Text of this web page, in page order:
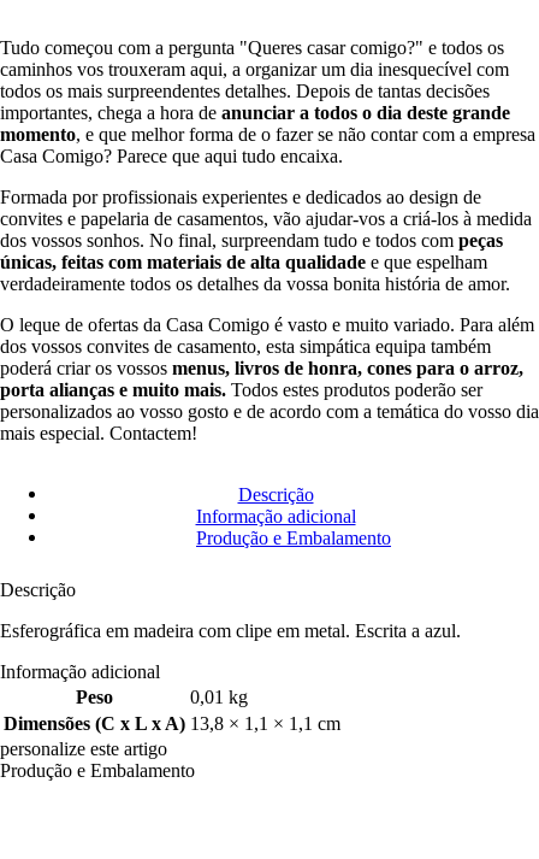
Tudo começou com a pergunta "Queres casar comigo?" e todos os
caminhos vos trouxeram aqui, a organizar um dia inesquecível com
todos os mais surpreendentes detalhes. Depois de tantas decisões
importantes, chega a hora de anunciar a todos o dia deste grande
momento, e que melhor forma de o fazer se não contar com a empresa
Casa Comigo? Parece que aqui tudo encaixa.
Formada por profissionais experientes e dedicados ao design de
convites e papelaria de casamentos, vão ajudar-vos a criá-los à medida
dos vossos sonhos. No final, surpreendam tudo e todos com peças
únicas, feitas com materiais de alta qualidade e que espelham
verdadeiramente todos os detalhes da vossa bonita história de amor.
O leque de ofertas da Casa Comigo é vasto e muito variado. Para além
dos vossos convites de casamento, esta simpática equipa também
poderá criar os vossos menus, livros de honra, cones para o arroz,
porta alianças e muito mais. Todos estes produtos poderão ser
personalizados ao vosso gosto e de acordo com a temática do vosso dia
mais especial. Contactem!
Descrição
Informação adicional
Produção e Embalamento
Descrição
Esferográfica em madeira com clipe em metal. Escrita a azul.
Informação adicional
Peso
0,01 kg
Dimensões (C x L x A) 13,8 × 1,1 × 1,1 cm
personalize este artigo
Produção e Embalamento